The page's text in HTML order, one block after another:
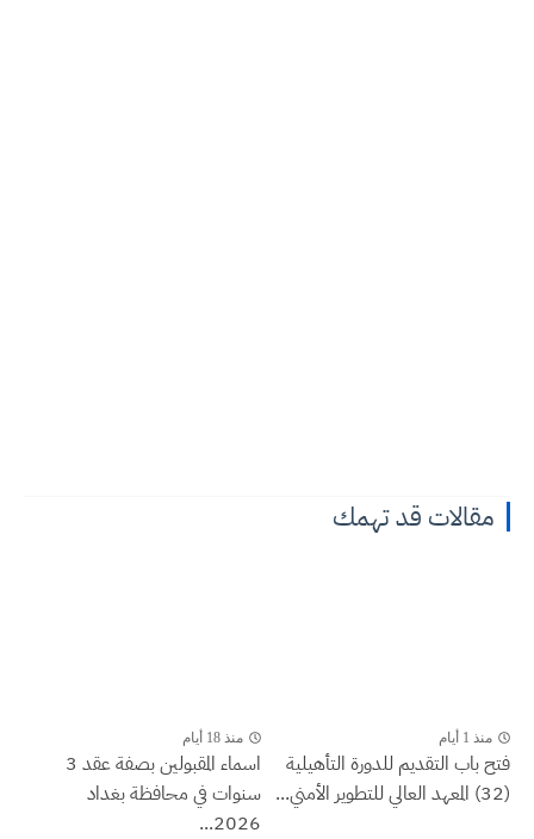
مقالات قد تهمك
منذ 1 أيام
فتح باب التقديم للدورة التأهيلية
(32) المعهد العالي للتطوير الأمني...
منذ 18 أيام
اسماء المقبولين بصفة عقد 3
سنوات في محافظة بغداد
2026...